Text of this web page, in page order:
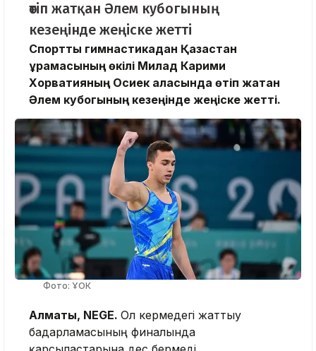
өтіп жатқан Әлем кубогының
кезеңінде жеңіске жетті
Спорттық гимнастикадан Қазақстан
құрамасының өкілі Милад Карими
Хорватияның Осиек қаласында өтіп жатқан
Әлем кубогының кезеңінде жеңіске жетті.
Фото: ҰОК
Алматы, NEGE. Ол кермедегі жаттығу
бағдарламасының финалында